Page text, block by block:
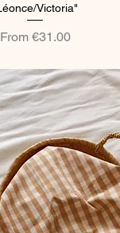
Victoria"
From €31.00
Sale Price